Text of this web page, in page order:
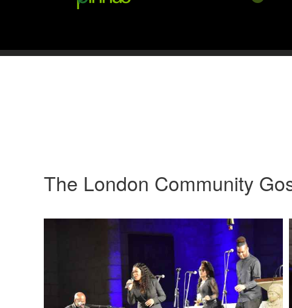
The London Community